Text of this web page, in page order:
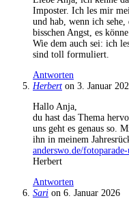
Imposter. Ich les mir
und hab, wenn ich
bisschen Angst, es
Wie dem auch sei: ich
sind toll formuliert.
Antworten
Herbert on 3. Januar
Hallo Anja,
du hast das Thema
uns geht es genaus so.
ihn in meinem
anderswo.de/
Herbert
Antworten
Sari on 6. Januar 2026